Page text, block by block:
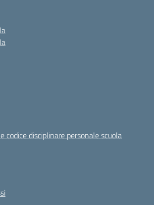
codice disciplinare personale scuola